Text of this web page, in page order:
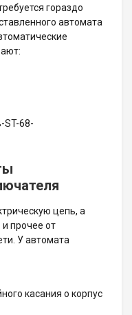
гораздо
автомата
цепь, а
прочее от
У автомата
касания о корпус